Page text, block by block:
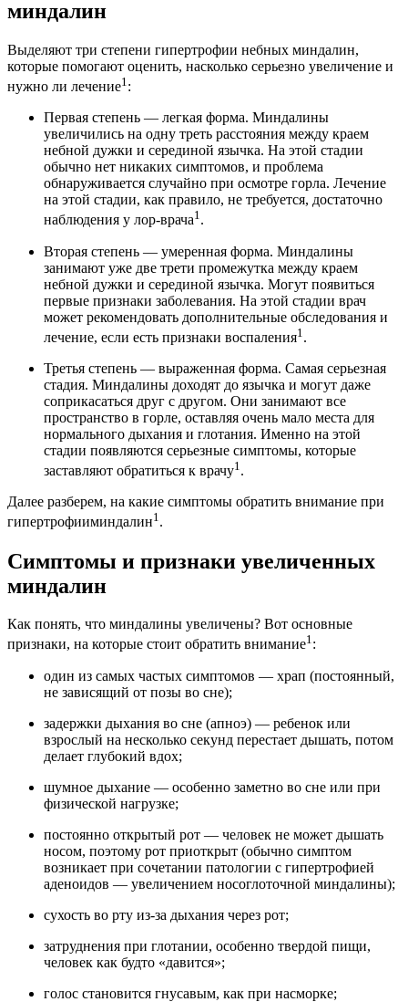
миндалин
Выделяют три степени гипертрофии небных миндалин,
которые помогают оценить, насколько серьезно увеличение и
нужно ли лечение1 :
Первая степень — легкая форма. Миндалины
увеличились на одну треть расстояния между краем
небной дужки и серединой язычка. На этой стадии
обычно нет никаких симптомов, и проблема
обнаруживается случайно при осмотре горла. Лечение
на этой стадии, как правило, не требуется, достаточно
наблюдения у лор-врача1.
Вторая степень — умеренная форма. Миндалины
занимают уже две трети промежутка между краем
небной дужки и серединой язычка. Могут появиться
первые признаки заболевания. На этой стадии врач
может рекомендовать дополнительные обследования и
лечение, если есть признаки воспаления1 .
Третья степень — выраженная форма. Самая серьезная
стадия. Миндалины доходят до язычка и могут даже
соприкасаться друг с другом. Они занимают все
пространство в горле, оставляя очень мало места для
нормального дыхания и глотания. Именно на этой
стадии появляются серьезные симптомы, которые
заставляют обратиться к врачу1 .
Далее разберем, на какие симптомы обратить внимание при
гипертрофииминдалин1.
Симптомы и признаки увеличенных
миндалин
Как понять, что миндалины увеличены? Вот основные
признаки, на которые стоит обратить внимание1:
один из самых частых симптомов — храп (постоянный,
не зависящий от позы во сне);
задержки дыхания во сне (апноэ) — ребенок или
взрослый на несколько секунд перестает дышать, потом
делает глубокий вдох;
шумное дыхание — особенно заметно во сне или при
физической нагрузке;
постоянно открытый рот — человек не может дышать
носом, поэтому рот приоткрыт (обычно симптом
возникает при сочетании патологии с гипертрофией
аденоидов — увеличением носоглоточной миндалины);
сухость во рту из-за дыхания через рот;
затруднения при глотании, особенно твердой пищи,
человек как будто «давится»;
голос становится гнусавым, как при насморке;